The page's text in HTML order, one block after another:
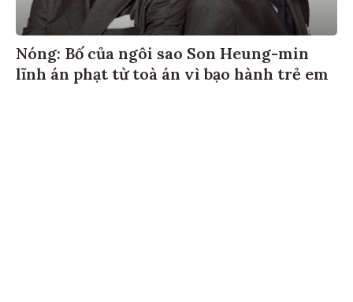
Nóng: Bố của ngôi sao Son Heung-min
lĩnh án phạt từ toà án vì bạo hành trẻ em